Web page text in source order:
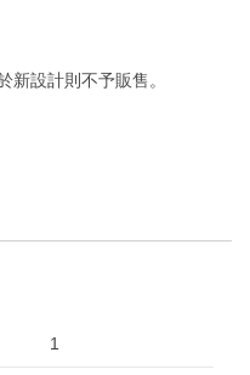
新設計則不予販售。
1